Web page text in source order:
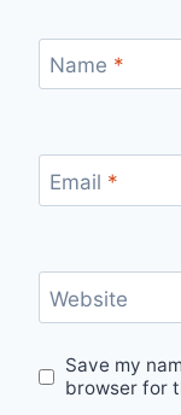
Name *
Email *
Website
Save my
browser for